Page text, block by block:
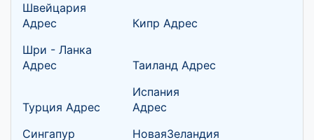
Швейцария
Адрес
Кипр Адрес
Шри - Ланка
Адрес
Таиланд Адрес
Турция Адрес
Испания
Адрес
Сингапур
НоваяЗеландия